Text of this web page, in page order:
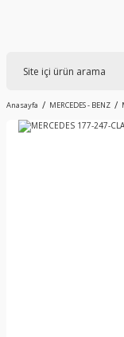
Anasayfa MERCEDES - BENZ